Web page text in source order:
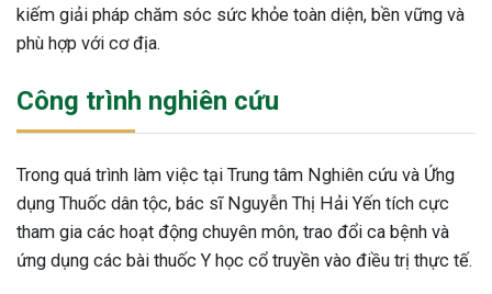
kiếm giải pháp chăm sóc sức khỏe toàn diện, bền vững và
phù hợp với cơ địa.
Công trình nghiên cứu
Trong quá trình làm việc tại Trung tâm Nghiên cứu và Ứng
dụng Thuốc dân tộc, bác sĩ Nguyễn Thị Hải Yến tích cực
tham gia các hoạt động chuyên môn, trao đổi ca bệnh và
ứng dụng các bài thuốc Y học cổ truyền vào điều trị thực tế.